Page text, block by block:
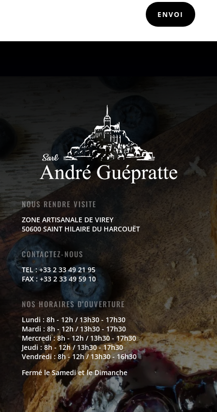
ENVOI
NOUS RENDRE VISITE
ZONE ARTISANALE DE VIREY
50600 SAINT HILAIRE DU HARCOUËT
CONTACTEZ-NOUS
TEL : +33 2 33 49 21 95
FAX : +33 2 33 49 59 10
NOS HORAIRES D'OUVERTURE
Lundi : 8h - 12h / 13h30 - 17h30
Mardi : 8h - 12h / 13h30 - 17h30
Mercredi : 8h - 12h / 13h30 - 17h30
Jeudi : 8h - 12h / 13h30 - 17h30
Vendredi : 8h - 12h / 13h30 - 16h30
Fermé le Samedi et le Dimanche